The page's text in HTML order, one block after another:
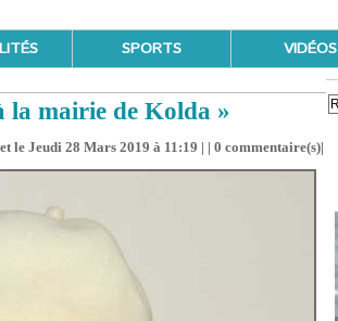
SPORTS VIDÉOS
la mairie de Kolda »
le Jeudi 28 Mars 2019 à 11:19 | | 0 commentaire(s)|